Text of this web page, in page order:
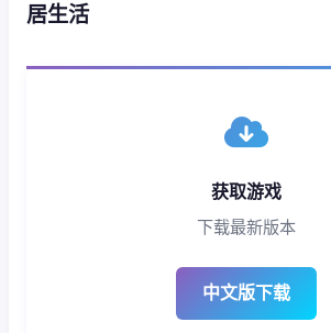
居生活
获取游戏
下载最新版本
中文版下载